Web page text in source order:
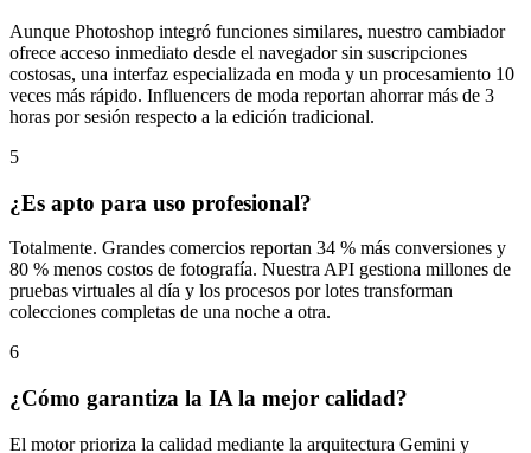
Aunque Photoshop integró funciones similares, nuestro cambiador
ofrece acceso inmediato desde el navegador sin suscripciones
costosas, una interfaz especializada en moda y un procesamiento 10
veces más rápido. Influencers de moda reportan ahorrar más de 3
horas por sesión respecto a la edición tradicional.
5
¿Es apto para uso profesional?
Totalmente. Grandes comercios reportan 34 % más conversiones y
80 % menos costos de fotografía. Nuestra API gestiona millones de
pruebas virtuales al día y los procesos por lotes transforman
colecciones completas de una noche a otra.
6
¿Cómo garantiza la IA la mejor calidad?
El motor prioriza la calidad mediante la arquitectura Gemini y